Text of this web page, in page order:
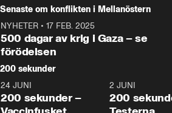
Senaste om konflikten i Mellanöstern
NYHETER • 17 FEB. 2025
500 dagar av krig i Gaza – se
förödelsen
200 sekunder
5:00
24 JUNI
200 sekunder –
2 JUNI
200